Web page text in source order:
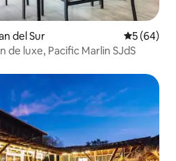
del Sur
5 (64)
de luxe, Pacific Marlin SJdS